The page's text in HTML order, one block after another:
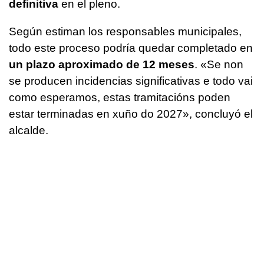
definitiva en el pleno.
Según estiman los responsables municipales,
todo este proceso podría quedar completado en
un plazo aproximado de 12 meses. «Se non
se producen incidencias significativas e todo vai
como esperamos, estas tramitacións poden
estar terminadas en xuño do 2027», concluyó el
alcalde.